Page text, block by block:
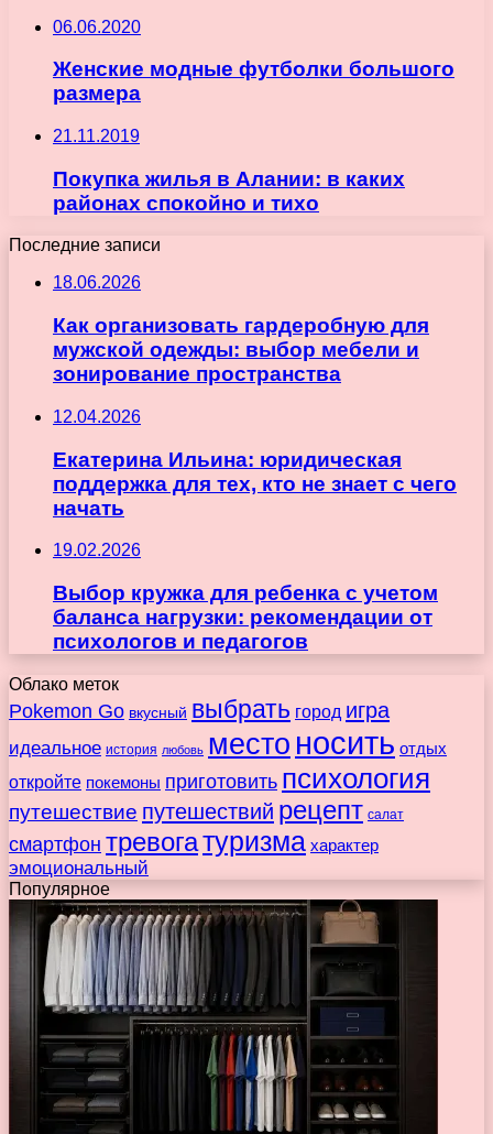
06.06.2020
Женские модные футболки большого
размера
21.11.2019
Покупка жилья в Алании: в каких
районах спокойно и тихо
Последние записи
18.06.2026
Как организовать гардеробную для
мужской одежды: выбор мебели и
зонирование пространства
12.04.2026
Екатерина Ильина: юридическая
поддержка для тех, кто не знает с чего
начать
19.02.2026
Выбор кружка для ребенка с учетом
баланса нагрузки: рекомендации от
психологов и педагогов
Облако меток
Pokemon Go вкусный выбрать город игра
идеальное история любовь место носить отдых
откройте покемоны приготовить психология
путешествие путешествий рецепт салат
смартфон тревогатуризма характер
эмоциональный
Популярное